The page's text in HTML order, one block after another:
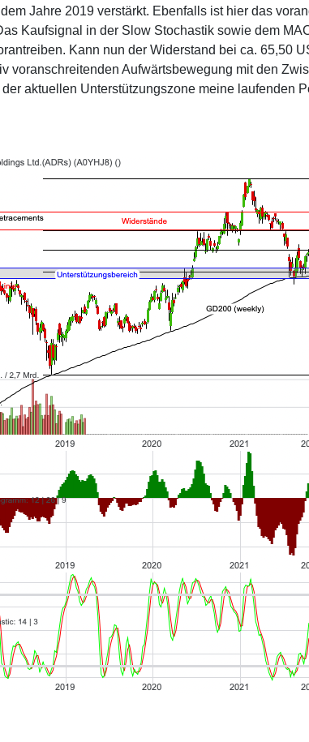
Jahre 2019 verstärkt. Ebenfalls ist hier das
Kaufsignal in der Slow Stochastik sowie dem
Kann nun der Widerstand bei ca. 65,50
voranschreitenden Aufwärtsbewegung mit den
der aktuellen Unterstützungszone meine laufenden